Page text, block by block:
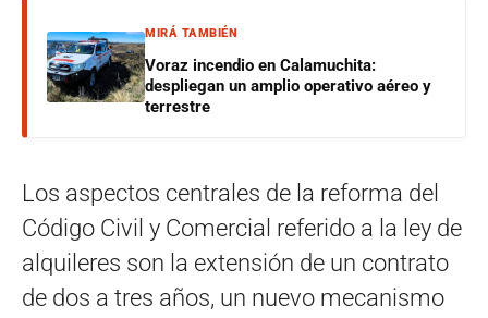
MIRÁ TAMBIÉN
Voraz incendio en Calamuchita:
despliegan un amplio operativo aéreo y
terrestre
Los aspectos centrales de la reforma del
Código Civil y Comercial referido a la ley de
alquileres son la extensión de un contrato
de dos a tres años, un nuevo mecanismo